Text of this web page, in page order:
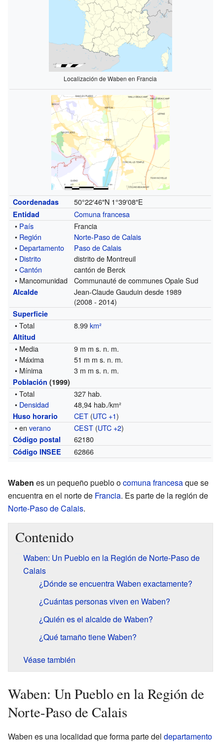
Localización de Waben en Francia
Coordenadas 50°22′46″N 1°39′08″E
Entidad
Comuna francesa
• País
Francia
• Región
Norte-Paso de Calais
• Departamento
Paso de Calais
• Distrito
distrito de Montreuil
•Cantón
cantón de Berck
• Mancomunidad
Communauté de communes Opale Sud
Alcalde
Jean-Claude Gauduin desde 1989
(2008 - 2014)
Superficie
• Total 8.99km²
Altitud
• Media
9 m m s. n. m.
• Máxima
51 m m s. n. m.
• Mínima
3 m m s. n. m.
Población (1999)
• Total
327 hab.
• Densidad 48,94 hab./km²
Huso horario CET (UTC +1)
• enverano CEST (UTC +2)
Código postal 62180
Código INSEE 62866
Waben es un pequeño pueblo ocomuna francesaque se
encuentra en el norte de Francia. Es parte de la región de
Norte-Paso de Calais.
Contenido
Waben: Un Pueblo en la Región de Norte-Paso de
Calais
¿Dónde se encuentra Waben exactamente?
¿Cuántas personas viven en Waben?
¿Quién es el alcalde de Waben?
¿Qué tamaño tiene Waben?
Véase también
Waben: Un Pueblo en la Región de
Norte-Paso de Calais
Waben es una localidad que forma parte del departamento